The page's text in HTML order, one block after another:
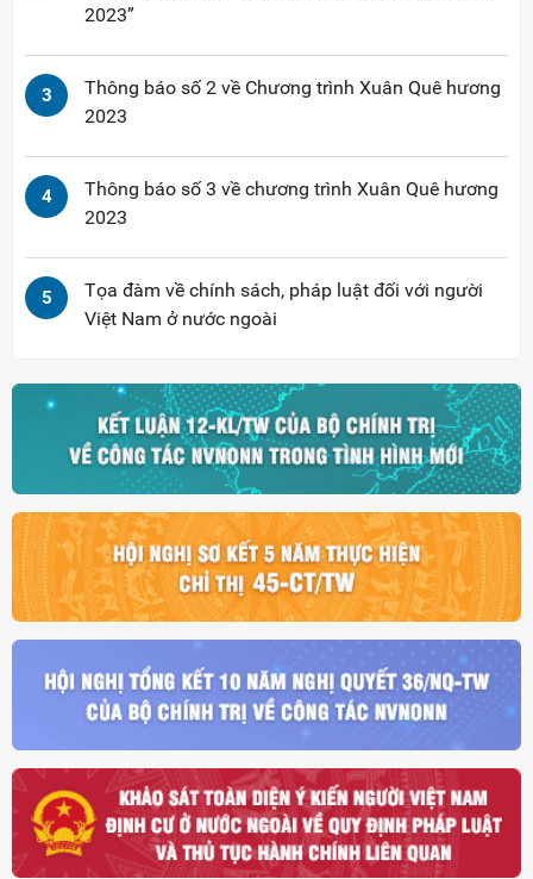
2023”
3
Thông báo số 2 về Chương trình Xuân Quê hương
2023
4
Thông báo số 3 về chương trình Xuân Quê hương
2023
5
Tọa đàm về chính sách, pháp luật đối với người
Việt Nam ở nước ngoài